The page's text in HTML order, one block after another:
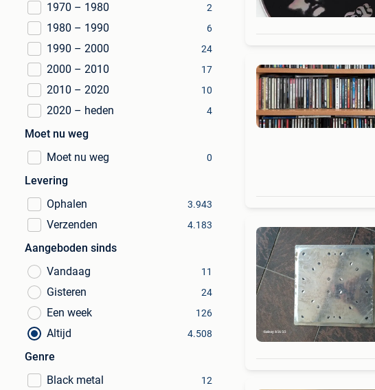
1970 – 1980 2
1980 – 1990 6
1990 – 2000 24
2000 – 2010 17
2010 – 2020 10
2020 – heden 4
Moet nu weg
Moet nu weg
0
Levering
Ophalen
3.943
Verzenden 4.183
Aangeboden sinds
Vandaag
11
Gisteren 24
Een week 126
Altijd 4.508
Genre
Black metal
12